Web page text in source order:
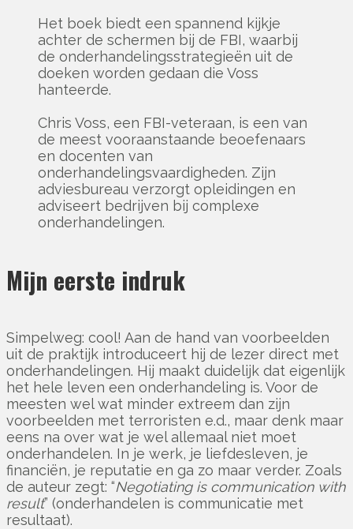
Het boek biedt een spannend kijkje
achter de schermen bij de FBI, waarbij
de onderhandelingsstrategieën uit de
doeken worden gedaan die Voss
hanteerde.
Chris Voss, een FBI-veteraan, is een van
de meest vooraanstaande beoefenaars
en docenten van
onderhandelingsvaardigheden. Zijn
adviesbureau verzorgt opleidingen en
adviseert bedrijven bij complexe
onderhandelingen.
Mijn eerste indruk
Simpelweg: cool! Aan de hand van voorbeelden
uit de praktijk introduceert hij de lezer direct met
onderhandelingen. Hij maakt duidelijk dat eigenlijk
het hele leven een onderhandeling is. Voor de
meesten wel wat minder extreem dan zijn
voorbeelden met terroristen e.d., maar denk maar
eens na over wat je wel allemaal niet moet
onderhandelen. In je werk, je liefdesleven, je
financiën, je reputatie en ga zo maar verder. Zoals
de auteur zegt: “Negotiating is communication with
result” (onderhandelen is communicatie met
resultaat).